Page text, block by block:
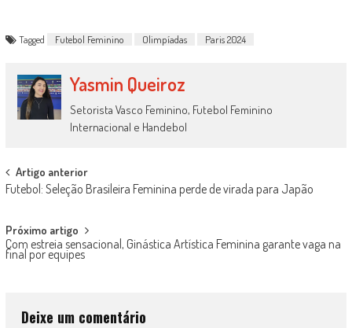
Tagged Futebol Feminino Olimpíadas Paris 2024
Yasmin Queiroz
Setorista Vasco Feminino, Futebol Feminino
Internacional e Handebol
Post
navigation
Artigo anterior
Futebol: Seleção Brasileira Feminina perde de virada para Japão
Próximo artigo
Com estreia sensacional, Ginástica Artística Feminina garante vaga na
final por equipes
Deixe um comentário